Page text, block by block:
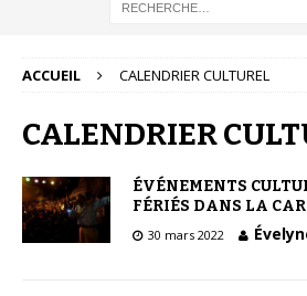
ACCUEIL CALENDRIER CULTUREL
CALENDRIER
ÉVÉNEMENTS
FÉRIÉS DANS LA
30 mars 2022